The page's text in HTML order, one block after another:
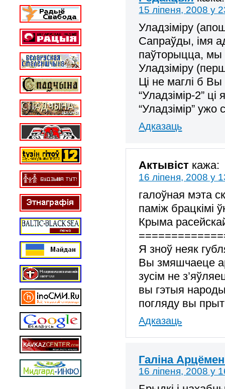
15 ліпеня, 2008 у
Уладзіміру
Сапраўды, імя
паўторыцца, мы
Уладзіміру
Ці не маглі б
“Уладзімір-2”
“Уладзімір”
Адказаць
Актывіст кажа:
16 ліпеня, 2008 у
галоўная мэта
паміж брацкімі
Крыма
Я зноў неяк
Вы змяшчаеце
зусім не
вы гэтыя
погляду вы
Адказаць
Галіна
16 ліпеня, 2008 у